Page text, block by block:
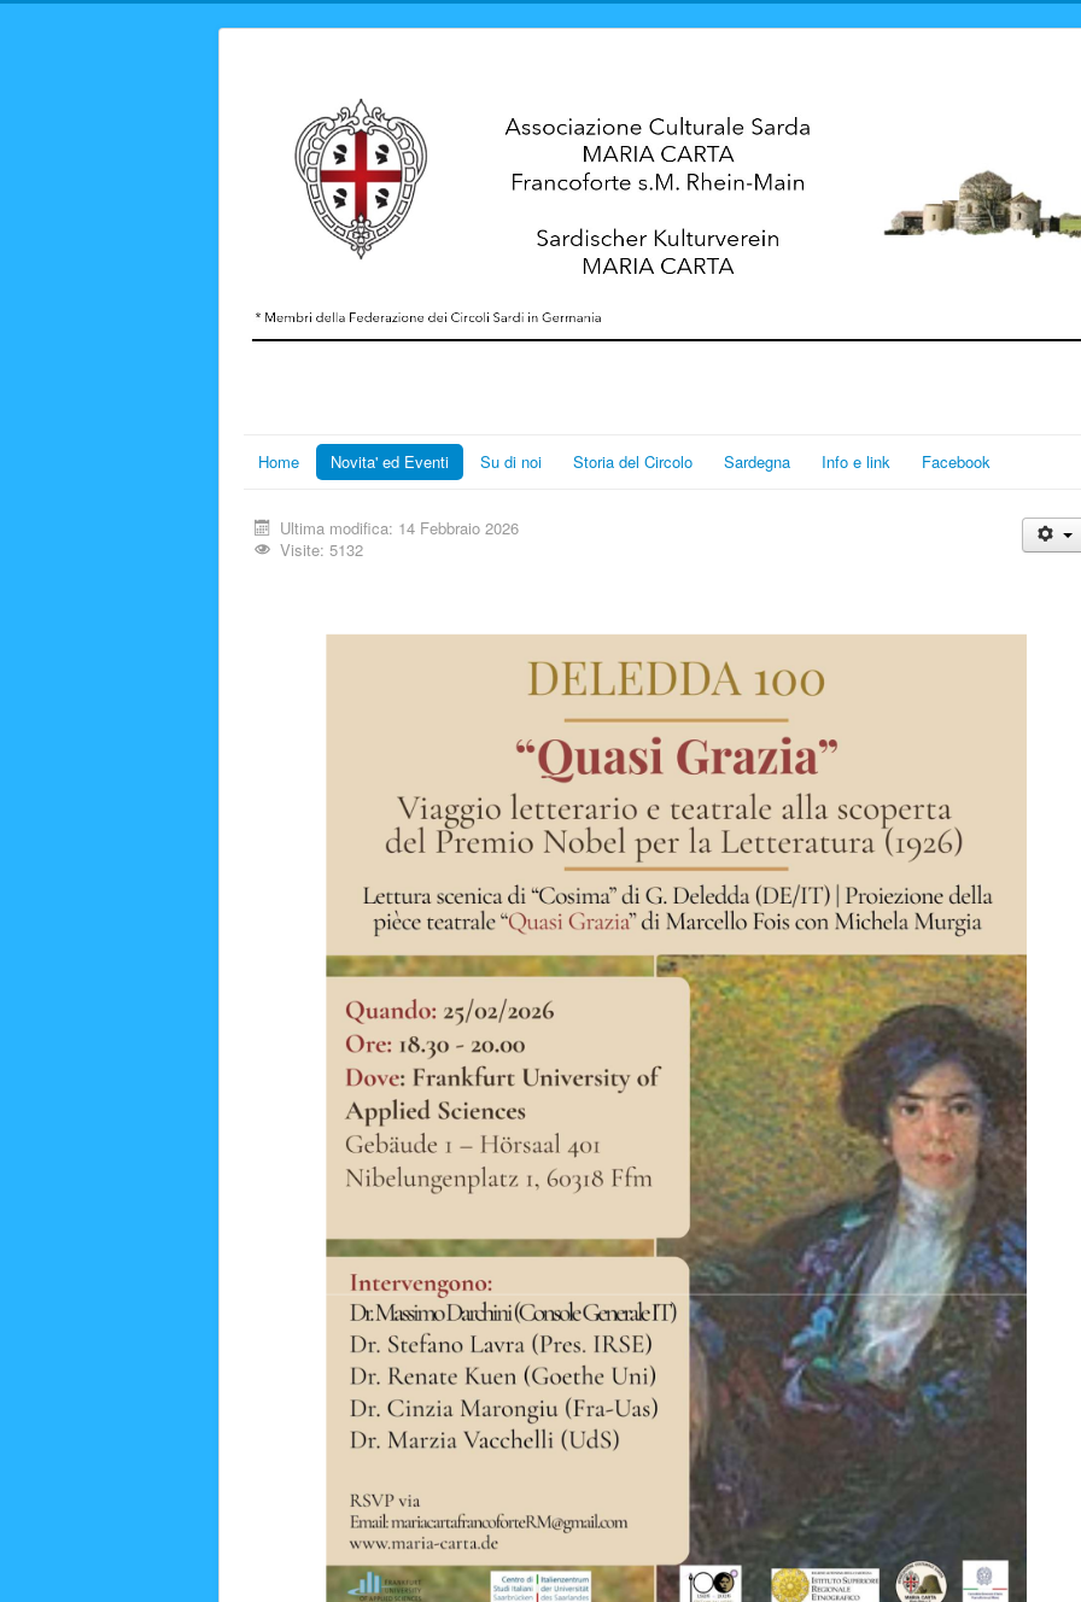
Home Novita' ed Eventi Su di noi Storia del Circolo Sardegna Info e link Facebook
Ultima modifica: 14 Febbraio 2026
Visite: 5132